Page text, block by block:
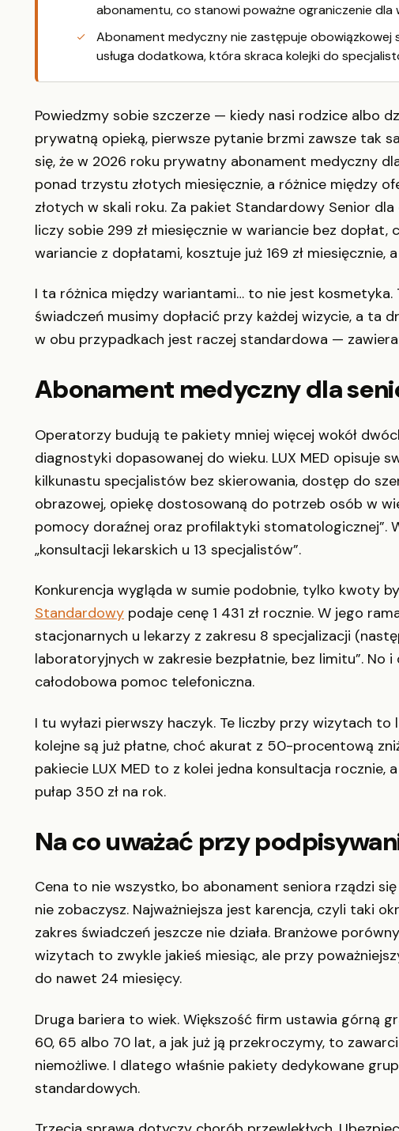
abonamentu, co stanowi poważne ograniczenie dla
Abonament medyczny nie zastępuje obowiązkowej
usługa dodatkowa, która skraca kolejki do
Powiedzmy sobie szczerze — kiedy nasi rodzice albo
prywatną opieką, pierwsze pytanie brzmi zawsze tak
się, że w 2026 roku prywatny abonament medyczny
ponad trzystu złotych miesięcznie, a różnice między
złotych w skali roku. Za pakiet Standardowy Senior
liczy sobie 299 zł miesięcznie w wariancie bez dopłat,
wariancie z dopłatami, kosztuje już 169 zł miesięcznie,
I ta różnica między wariantami… to nie jest kosmetyka.
świadczeń musimy dopłacić przy każdej wizycie, a ta
w obu przypadkach jest raczej standardowa —
Abonament medyczny dla
Operatorzy budują te pakiety mniej więcej wokół
diagnostyki dopasowanej do wieku. LUX MED opisuje
kilkunastu specjalistów bez skierowania, dostęp do
obrazowej, opiekę dostosowaną do potrzeb osób w
pomocy doraźnej oraz profilaktyki stomatologicznej”.
„konsultacji lekarskich u 13 specjalistów”.
Konkurencja wygląda w sumie podobnie, tylko kwoty
Standardowy podaje cenę 1 431 zł rocznie. W jego
stacjonarnych u lekarzy z zakresu 8 specjalizacji
laboratoryjnych w zakresie bezpłatnie, bez limitu”. No
całodobowa pomoc telefoniczna.
I tu wyłazi pierwszy haczyk. Te liczby przy wizytach
kolejne są już płatne, choć akurat z 50-procentową
pakiecie LUX MED to z kolei jedna konsultacja
pułap 350 zł na rok.
Na co uważać przy
Cena to nie wszystko, bo abonament seniora rządzi
nie zobaczysz. Najważniejsza jest karencja, czyli taki
zakres świadczeń jeszcze nie działa. Branżowe
wizytach to zwykle jakieś miesiąc, ale przy
do nawet 24 miesięcy.
Druga bariera to wiek. Większość firm ustawia górną
60, 65 albo 70 lat, a jak już ją przekroczymy, to
niemożliwe. I dlatego właśnie pakiety dedykowane
standardowych.